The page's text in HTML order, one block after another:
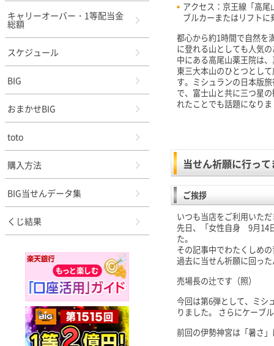
アクセス：京王線「高尾
ブルカーまたはリフトに
都心から約1時間で自然を
に登れる山としても人気
中にある高尾山薬王院は
東三大本山のひとつとし
す。ミシュランの日本版
で、富士山と共に三つ星
れたことでも話題になり
当せん祈願に行っ
ご挨拶
いつも当店をご利用いた
先日、「女性自身 9月14
た。
その記事中でわたくしめ
過去に当せん祈願に回っ
売場長の辻です（照）
今回は第6弾として、ミシ
りました。 さらにケーブ
前回の伊勢神宮は「暑さ
キャリーオーバー・1等配当金
総額
スケジュール
BIG
おまかせBIG
toto
購入方法
BIG当せんデータ集
くじ結果